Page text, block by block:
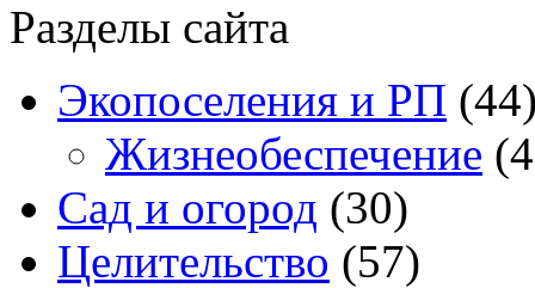
Разделы сайта
Экопоселения и РП
Жизнеобеспечение
Сад и огород (30)
Целительство (57)